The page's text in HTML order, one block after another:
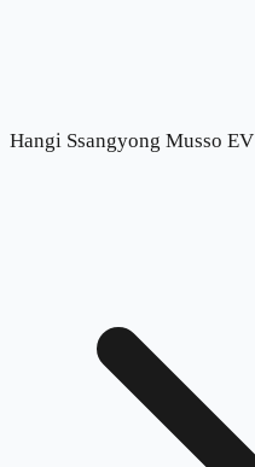
Hangi Ssangyong Musso